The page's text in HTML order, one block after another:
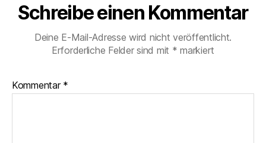
Schreibe einen Kommentar
Deine E-Mail-Adresse wird nicht veröffentlicht.
Erforderliche Felder sind mit * markiert
Kommentar *